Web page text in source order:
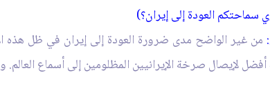
العودة إلى إيران؟)
من غير الواضح مدى ضرورة العودة إلى إيران في ظل هذه
لإيصال صرخة الإيرانيين المظلومين إلى أسماع